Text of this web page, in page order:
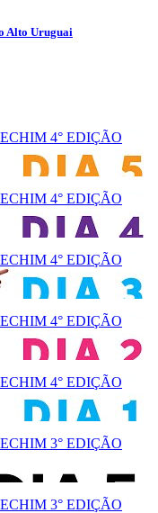
Alto Uruguai
4° EDIÇÃO
4° EDIÇÃO
4° EDIÇÃO
4° EDIÇÃO
4° EDIÇÃO
3° EDIÇÃO
3° EDIÇÃO